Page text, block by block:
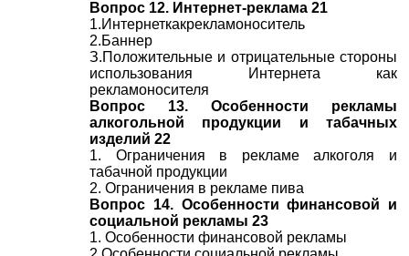
Вопрос 12. Интернет-реклама 21
1.Интернеткакрекламоноситель
2.Баннер
З.Положительные и отрицательные стороны
использования Интернета как
рекламоносителя
Вопрос 13. Особенности рекламы
алкогольной продукции и табачных
изделий 22
1. Ограничения в
рекламе алкоголя
и
табачной продукции
2. Ограничения в рекламе пива
Вопрос 14. Особенности финансовой и
социальной рекламы 23
1. Особенности финансовой рекламы